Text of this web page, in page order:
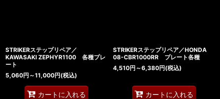
STRIKERステップリペア／
KAWASAKI ZEPHYR1100 各種プレ
ート
5,060円 ～11,000円(税込)
カートに入れる
STRIKERステップリペア／HONDA
08-CBR1000RR プレート各種
4,510円 ～6,380円(税込)
カートに入れる